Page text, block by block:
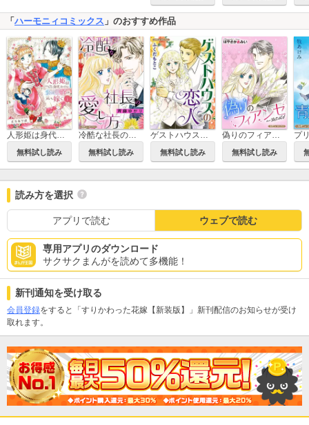
「 ハーモニィコミックス 」のおすすめ作品
人形姫は身代わりに氷の王子の元へ嫁ぐ
無料試し読み
冷酷な社長の愛し方【新装版】
無料試し読み
ゲストハウスの恋人【新装版】
無料試し読み
偽りのフィアンセ in ROMA【新装版】
無料試し読み
読み方を選択
アプリで読む ウェブで読む
専用アプリのダウンロード
サクサクまんがを読めて多機能！
新刊通知を受け取る
会員登録をすると「すりかわった花嫁【新装版】」新刊配信のお知らせが受け
取れます。